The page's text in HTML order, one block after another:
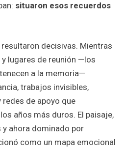
situaron esos recuerdos
decisivas. Mientras
lugares de reunión —los
a la memoria—
trabajos invisibles,
de apoyo que
años más duros. El paisaje,
y ahora dominado por
como un mapa emocional